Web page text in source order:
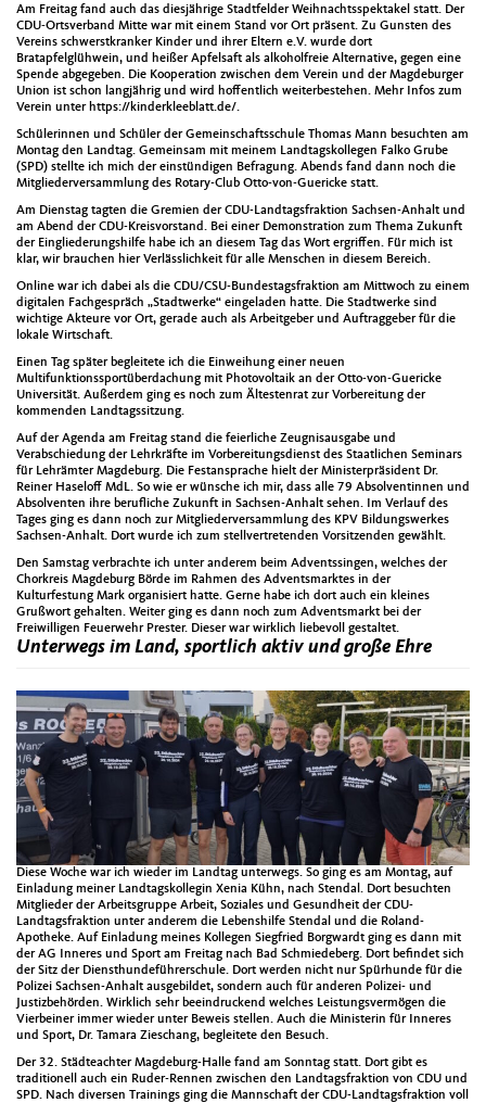
Am Freitag fand auch das diesjährige Stadtfelder Weihnachtsspektakel statt. Der
CDU-Ortsverband Mitte war mit einem Stand vor Ort präsent. Zu Gunsten des
Vereins schwerstkranker Kinder und ihrer Eltern e.V. wurde dort
Bratapfelglühwein, und heißer Apfelsaft als alkoholfreie Alternative, gegen eine
Spende abgegeben. Die Kooperation zwischen dem Verein und der Magdeburger
Union ist schon langjährig und wird hoffentlich weiterbestehen. Mehr Infos zum
Verein unter https://kinderkleeblatt.de/.
Schülerinnen und Schüler der Gemeinschaftsschule Thomas Mann besuchten am
Montag den Landtag. Gemeinsam mit meinem Landtagskollegen Falko Grube
(SPD) stellte ich mich der einstündigen Befragung. Abends fand dann noch die
Mitgliederversammlung des Rotary-Club Otto-von-Guericke statt.
Am Dienstag tagten die Gremien der CDU-Landtagsfraktion Sachsen-Anhalt und
am Abend der CDU-Kreisvorstand. Bei einer Demonstration zum Thema Zukunft
der Eingliederungshilfe habe ich an diesem Tag das Wort ergriffen. Für mich ist
klar, wir brauchen hier Verlässlichkeit für alle Menschen in diesem Bereich.
Online war ich dabei als die CDU/CSU-Bundestagsfraktion am Mittwoch zu einem
digitalen Fachgespräch „Stadtwerke“ eingeladen hatte. Die Stadtwerke sind
wichtige Akteure vor Ort, gerade auch als Arbeitgeber und Auftraggeber für die
lokale Wirtschaft.
Einen Tag später begleitete ich die Einweihung einer neuen
Multifunktionssportüberdachung mit Photovoltaik an der Otto-von-Guericke
Universität. Außerdem ging es noch zum Ältestenrat zur Vorbereitung der
kommenden Landtagssitzung.
Auf der Agenda am Freitag stand die feierliche Zeugnisausgabe und
Verabschiedung der Lehrkräfte im Vorbereitungsdienst des Staatlichen Seminars
für Lehrämter Magdeburg. Die Festansprache hielt der Ministerpräsident Dr.
Reiner Haseloff MdL. So wie er wünsche ich mir, dass alle 79 Absolventinnen und
Absolventen ihre berufliche Zukunft in Sachsen-Anhalt sehen. Im Verlauf des
Tages ging es dann noch zur Mitgliederversammlung des KPV Bildungswerkes
Sachsen-Anhalt. Dort wurde ich zum stellvertretenden Vorsitzenden gewählt.
Den Samstag verbrachte ich unter anderem beim Adventssingen, welches der
Chorkreis Magdeburg Börde im Rahmen des Adventsmarktes in der
Kulturfestung Mark organisiert hatte. Gerne habe ich dort auch ein kleines
Grußwort gehalten. Weiter ging es dann noch zum Adventsmarkt bei der
Freiwilligen Feuerwehr Prester. Dieser war wirklich liebevoll gestaltet.
Unterwegs im Land, sportlich aktiv und große Ehre
Diese Woche war ich wieder im Landtag unterwegs. So ging es am Montag, auf
Einladung meiner Landtagskollegin Xenia Kühn, nach Stendal. Dort besuchten
Mitglieder der Arbeitsgruppe Arbeit, Soziales und Gesundheit der CDU-
Landtagsfraktion unter anderem die Lebenshilfe Stendal und die Roland-
Apotheke. Auf Einladung meines Kollegen Siegfried Borgwardt ging es dann mit
der AG Inneres und Sport am Freitag nach Bad Schmiedeberg. Dort befindet sich
der Sitz der Diensthundeführerschule. Dort werden nicht nur Spürhunde für die
Polizei Sachsen-Anhalt ausgebildet, sondern auch für anderen Polizei- und
Justizbehörden. Wirklich sehr beeindruckend welches Leistungsvermögen die
Vierbeiner immer wieder unter Beweis stellen. Auch die Ministerin für Inneres
und Sport, Dr. Tamara Zieschang, begleitete den Besuch.
Der 32. Städteachter Magdeburg-Halle fand am Sonntag statt. Dort gibt es
traditionell auch ein Ruder-Rennen zwischen den Landtagsfraktion von CDU und
SPD. Nach diversen Trainings ging die Mannschaft der CDU-Landtagsfraktion voll